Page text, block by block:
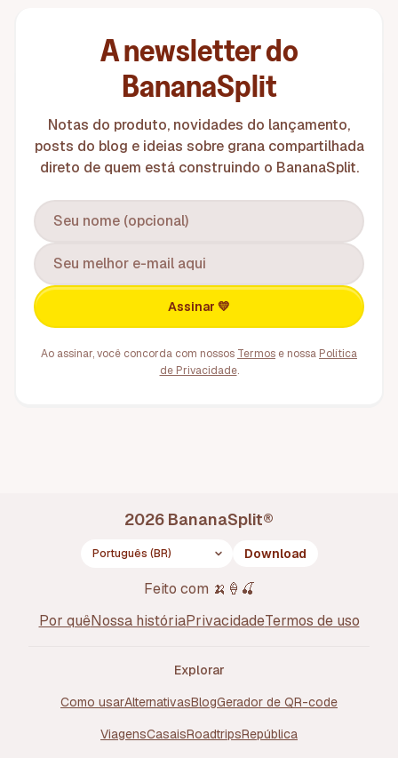
A newsletter do
BananaSplit
Notas do produto, novidades do lançamento,
posts do blog e ideias sobre grana compartilhada
direto de quem está construindo o BananaSplit.
Assinar 💛
Ao assinar, você concorda com nossos Termos e nossa Política
de Privacidade.
2026 BananaSplit®
Idioma Download
Feito com 🍌🍦🍒
Por quêNossa históriaPrivacidadeTermos de uso
Explorar
Como usarAlternativasBlogGerador de QR-code
ViagensCasaisRoadtripsRepública